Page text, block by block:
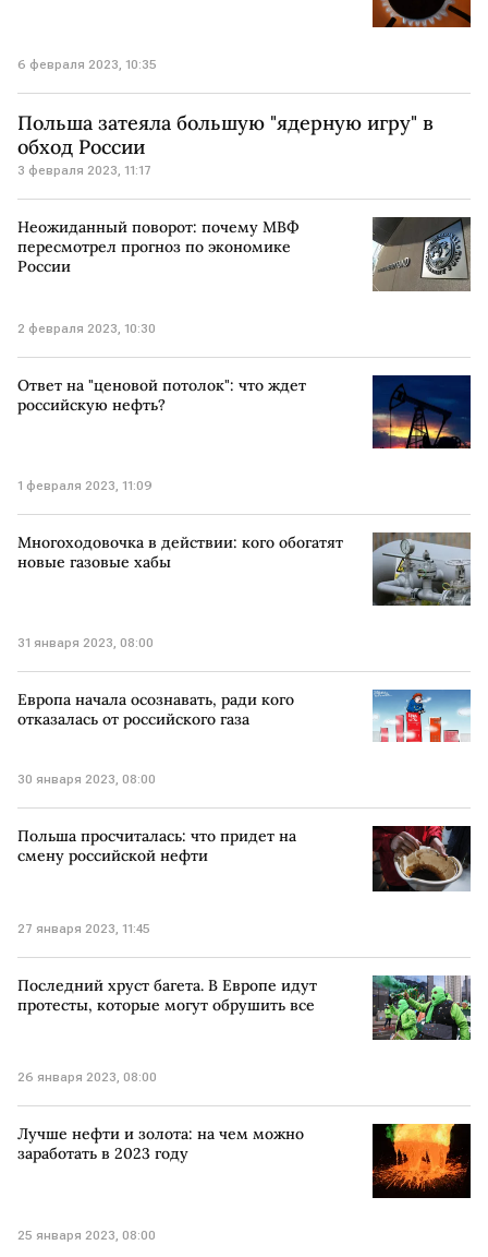
6 февраля 2023, 10:35
Польша затеяла большую "ядерную игру" в
обход России
3 февраля 2023, 11:17
Неожиданный поворот: почему МВФ
пересмотрел прогноз по экономике
России
2 февраля 2023, 10:30
Ответ на "ценовой потолок": что ждет
российскую нефть?
1 февраля 2023, 11:09
Многоходовочка в действии: кого обогатят
новые газовые хабы
31 января 2023, 08:00
Европа начала осознавать, ради кого
отказалась от российского газа
30 января 2023, 08:00
Польша просчиталась: что придет на
смену российской нефти
27 января 2023, 11:45
Последний хруст багета. В Европе идут
протесты, которые могут обрушить все
26 января 2023, 08:00
Лучше нефти и золота: на чем можно
заработать в 2023 году
25 января 2023, 08:00